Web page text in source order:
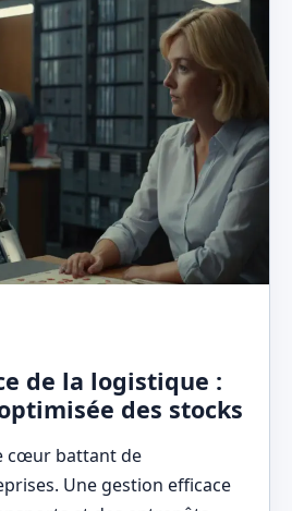
de la logistique :
des stocks
cœur battant de
Une gestion efficace